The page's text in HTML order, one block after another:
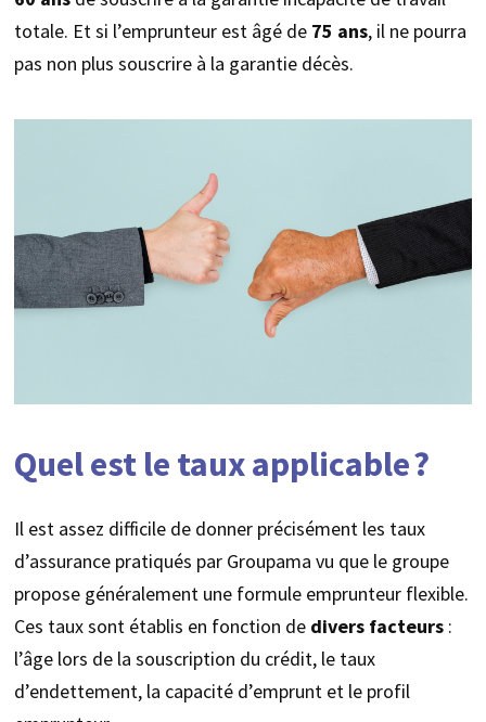
totale. Et si l’emprunteur est âgé de 75 ans, il ne pourra
pas non plus souscrire à la garantie décès.
Quel est le taux applicable ?
Il est assez difficile de donner précisément les taux
d’assurance pratiqués par Groupama vu que le groupe
propose généralement une formule emprunteur flexible.
Ces taux sont établis en fonction de divers facteurs:
l’âge lors de la souscription du crédit, le taux
d’endettement, la capacité d’emprunt et le profil